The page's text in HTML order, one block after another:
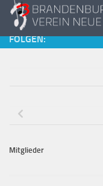
Skip to content
FOLGEN:
Mitglieder